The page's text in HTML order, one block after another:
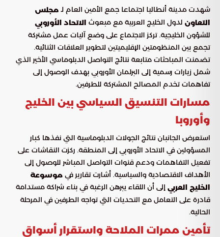
شهدت مدينة أنطاليا اجتماعا جمع الأمين العام لـمجلس
التعاون لدول الخليج العربية مع مبعوث الاتحاد الأوروبي
للشؤون الخليجية. تركز الاجتماع على وضع آليات عمل مشتركة
تجمع بين المنظومتين الإقليميتين لتطوير العلاقات الثنائية.
تضمنت المباحثات متابعة نتائج التواصل الدبلوماسي الأخير الذي
شمل زيارات رسمية إلى البرلمان الأوروبي بهدف الوصول إلى
تفاهمات تخدم المصالح المشتركة للطرفين.
مسارات التنسيق السياسي بين الخليج
وأوروبا
استعرض الجانبان نتائج الجولات الدبلوماسية التي نفذها كبار
المسؤولين في الاتحاد الأوروبي إلى المنطقة. ركزت النقاشات على
تفعيل التفاهمات ودعم قنوات التواصل المباشر للوصول إلى
الأهداف الاقتصادية والسياسية. أشارت تقارير في موسوعة
الخليج العربي إلى أن اللقاء يبرهن الرغبة في بناء شراكة مستدامة
قادرة على التعامل مع التحديات التي تواجه الطرفين في المرحلة
الحالية.
تأمين ممرات الملاحة واستقرار أسواق